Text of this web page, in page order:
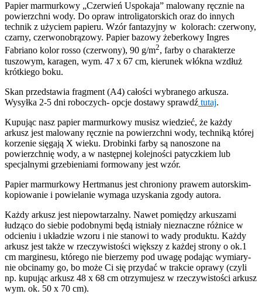
Papier marmurkowy „Czerwień Uspokaja” malowany ręcznie na
powierzchni wody. Do opraw introligatorskich oraz do innych
technik z użyciem papieru. Wzór fantazyjny w kolorach: czerwony,
czarny, czerwonobrązowy. Papier bazowy żeberkowy Ingres
Fabriano kolor rosso (czerwony), 90 g/m2, farby o charakterze
tuszowym, karagen, wym. 47 x 67 cm, kierunek włókna wzdłuż
krótkiego boku.
Skan przedstawia fragment (A4) całości wybranego arkusza.
Wysyłka 2-5 dni roboczych- opcje dostawy sprawdź tutaj.
Kupując nasz papier marmurkowy musisz wiedzieć, że każdy
arkusz jest malowany ręcznie na powierzchni wody, techniką której
korzenie sięgają X wieku. Drobinki farby są nanoszone na
powierzchnię wody, a w następnej kolejności patyczkiem lub
specjalnymi grzebieniami formowany jest wzór.
Papier marmurkowy Hertmanus jest chroniony prawem autorskim-
kopiowanie i powielanie wymaga uzyskania zgody autora.
Każdy arkusz jest niepowtarzalny. Nawet pomiędzy arkuszami
łudząco do siebie podobnymi będą istniały nieznaczne różnice w
odcieniu i układzie wzoru i nie stanowi to wady produktu. Każdy
arkusz jest także w rzeczywistości większy z każdej strony o ok.1
cm marginesu, którego nie bierzemy pod uwagę podając wymiary-
nie obcinamy go, bo może Ci się przydać w trakcie oprawy (czyli
np. kupując arkusz 48 x 68 cm otrzymujesz w rzeczywistości arkusz
wym. ok. 50 x 70 cm).